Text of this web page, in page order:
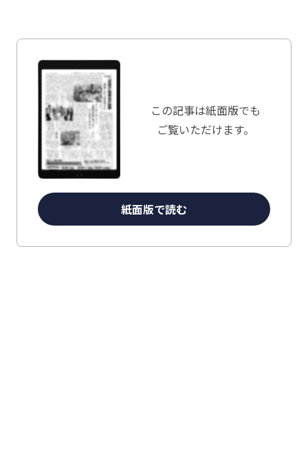
この記事は紙面版でも
ご覧いただけます。
紙面版で読む